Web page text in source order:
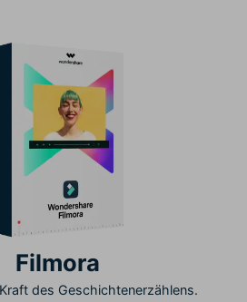
Filmora
des Geschichtenerzählens.